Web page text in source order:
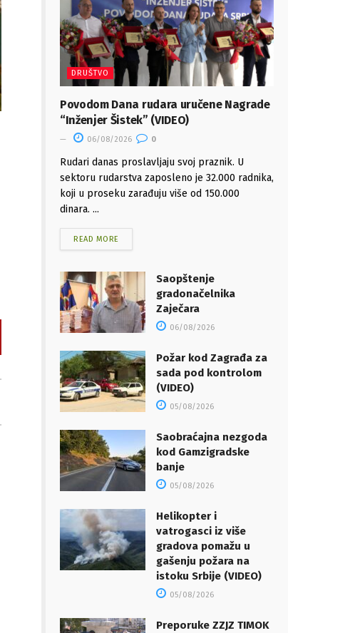
DRUŠTVO
Povodom Dana rudara uručene Nagrade
“Inženjer Šistek” (VIDEO)
06/08/2026 0
Rudari danas proslavljaju svoj praznik. U
sektoru rudarstva zaposleno je 32.000 radnika,
koji u proseku zarađuju više od 150.000
dinara. ...
READ MORE
Saopštenje
gradonačelnika
Zaječara
06/08/2026
Požar kod Zagrađa za
sada pod kontrolom
(VIDEO)
05/08/2026
Saobraćajna nezgoda
kod Gamzigradske
banje
05/08/2026
Helikopter i
vatrogasci iz više
gradova pomažu u
gašenju požara na
istoku Srbije (VIDEO)
05/08/2026
Preporuke ZZJZ TIMOK